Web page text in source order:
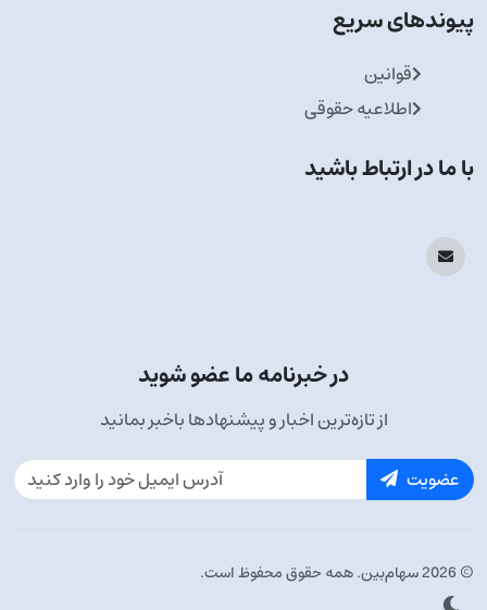
پیوندهای سریع
قوانین
اطلاعیه حقوقی
با ما در ارتباط باشید
در خبرنامه ما عضو شوید
از تازه‌ترین اخبار و پیشنهادها باخبر بمانید
عضویت
© 2026 سهام‌بین. همه حقوق محفوظ است.